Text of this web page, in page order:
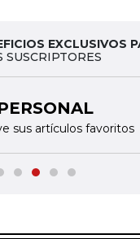
EXCLUSIVOS
SUSCRIPTORES
sus artículos favoritos